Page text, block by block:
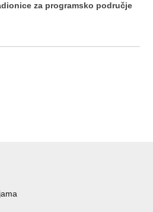
za programsko područje